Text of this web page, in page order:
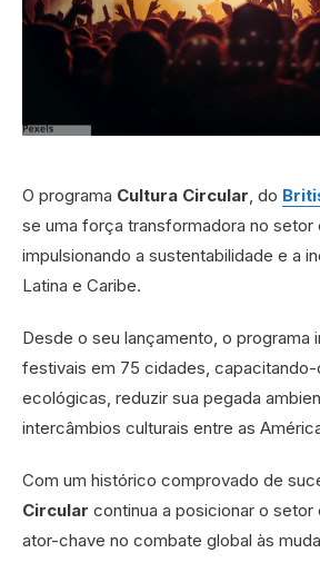
O programa Cultura Circular , do
se uma força transformadora no setor
impulsionando a sustentabilidade e a
Latina e Caribe.
Desde o seu lançamento, o programa
festivais em 75 cidades,
ecológicas, reduzir sua pegada
intercâmbios culturais entre as
Com um histórico comprovado de
Circular continua a posicionar o setor
ator-chave no combate global às